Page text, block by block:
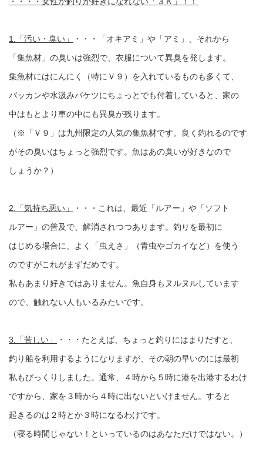
1.「汚い・臭い」
・・・「オキアミ」や「アミ」、それから
「集魚材」の臭いは強烈で、衣服について異臭を発します。
集魚材にはにんにく（特にＶ９）を入れているものも多くて、
バッカンや水汲みバケツにちょっとでも付着していると、家の
中はもとより車の中にも異臭が残ります。
（※「Ｖ９」は九州限定の人気の集魚材です。良く釣れるのです
がその臭いはちょっと強烈です。魚はあの臭いが好きなので
しょうか？）
2.「気持ち悪い」
・・・これは、最近「ルアー」や「ソフト
ルアー」の普及で、解消されつつあります。釣りを最初に
はじめる場合に、よく「虫えさ」（青虫やゴカイなど）を使う
のですがこれがまずだめです。
私もあまり好きではありません。魚自身もヌルヌルしています
ので、触れない人もいるみたいです。
3.「苦しい」
・・・たとえば、ちょっと釣りにはまりだすと、
釣り船を利用するようになりますが、その朝の早いのには最初
私もびっくりしました。通常、４時から５時に港を出港するわけ
ですから、家を３時から４時に出ないといけません。すると
起きるのは２時とか３時になるわけです。
（寝る時間じゃない！といっているのはあなただけではない。）